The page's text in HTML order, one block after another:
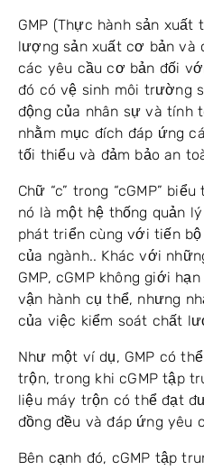
GMP (Thực hành sản
lượng sản xuất cơ bản và
các yêu cầu cơ bản đối
đó có vệ sinh môi trường
động của nhân sự và tính
nhằm mục đích đáp ứng
tối thiểu và đảm bảo an
Chữ “c” trong “cGMP”
nó là một hệ thống quản
phát triển cùng với tiến
của ngành.. Khác với
GMP, cGMP không giới
vận hành cụ thể, nhưng
của việc kiểm soát chất
Như một ví dụ, GMP có
trộn, trong khi cGMP tập
liệu máy trộn có thể đạt
đồng đều và đáp ứng yêu
Bên cạnh đó, cGMP tập